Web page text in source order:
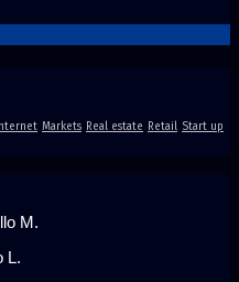
Internet Markets Real estate Retail Start up
M.
L.